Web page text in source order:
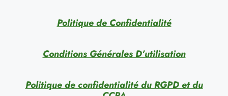
Politique de Confidentialité
Conditions Générales D’utilisation
Politique de confidentialité du RGPD et du